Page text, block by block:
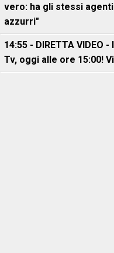
vero: ha gli stessi
azzurri"
14:55 - DIRETTA
Tv, oggi alle ore 15:00!